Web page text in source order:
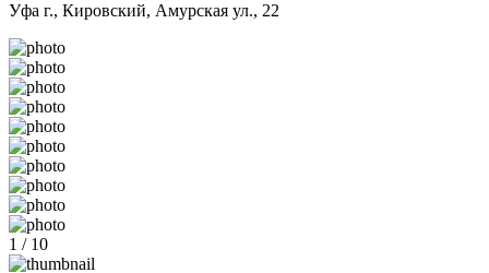
Уфа г., Кировский, Амурская ул., 22
1 / 10